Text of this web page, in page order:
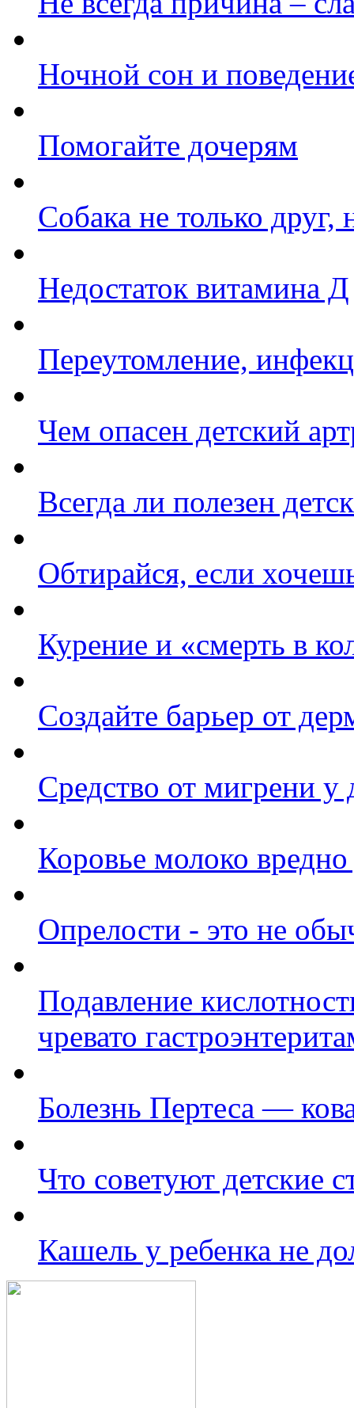
Ночной сон и
Помогайте дочерям
Собака не только
Недостаток витамина Д
Переутомление,
Чем опасен детский
Всегда ли полезен
Обтирайся, если
Курение и «смерть в
Создайте барьер от
Средство от мигрени у
Коровье молоко
Опрелости - это не
Подавление
чревато
Болезнь Пертеса —
Что советуют детские
Кашель у ребенка не